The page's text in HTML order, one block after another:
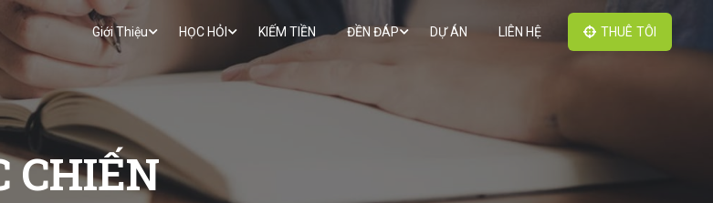
Giới Thiệu HỌC HỎI KIẾM TIỀN ĐỀN ĐÁP DỰ ÁN LIÊN HỆ THUÊ TÔI
CHIẾN